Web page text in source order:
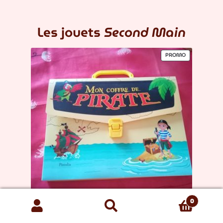
Les jouetsSecond Main
PROMOPRODUIT
EN
Recherche
Recherche
0